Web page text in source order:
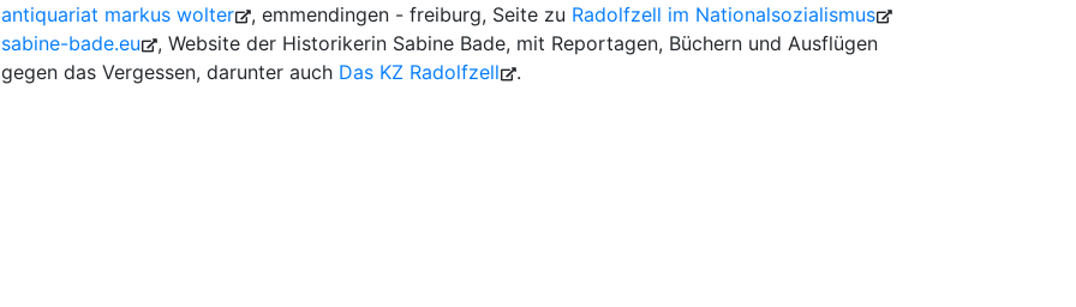
antiquariat markus wolter
, emmendingen - freiburg, Seite zu Radolfzell im Nationalsozialismus
sabine-bade.eu
, Website der Historikerin Sabine Bade, mit Reportagen, Büchern und Ausflügen
gegen das Vergessen, darunter auch Das KZ Radolfzell .